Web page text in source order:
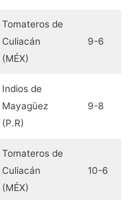
Tomateros de
Culiacán
(MÉX)
9-6
Indios de
Mayagüez
(P.R)
9-8
Tomateros de
Culiacán
(MÉX)
10-6